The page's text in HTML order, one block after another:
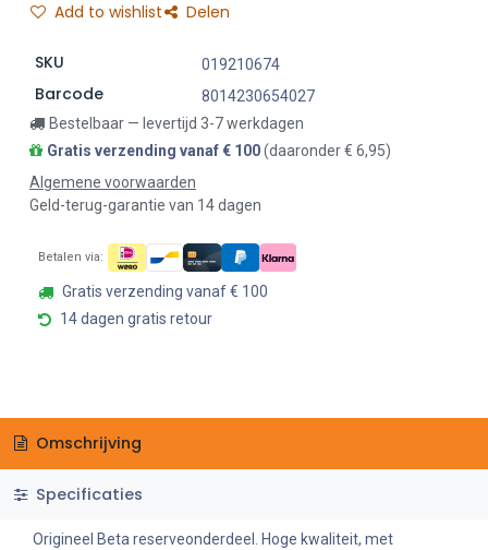
Add to wishlist Delen
SKU 019210674
Barcode
8014230654027
Bestelbaar — levertijd 3-7 werkdagen
Gratis verzending vanaf € 100(daaronder € 6,95)
Algemene voorwaarden
Geld-terug-garantie van 14 dagen
Betalen via:
Gratis verzending vanaf € 100
14 dagen gratis retour
Omschrijving
Specificaties
Origineel Beta reserveonderdeel. Hoge kwaliteit, met